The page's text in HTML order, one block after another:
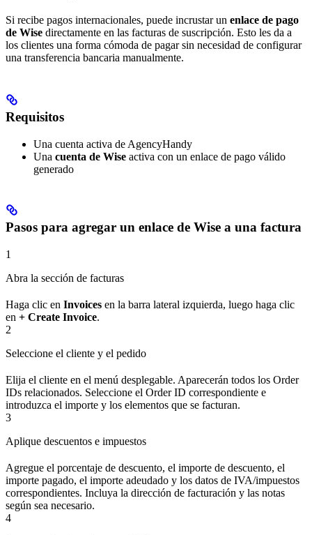
Si recibe pagos internacionales, puede incrustar un enlace de pago
de Wise directamente en las facturas de suscripción. Esto les da a
los clientes una forma cómoda de pagar sin necesidad de configurar
una transferencia bancaria manualmente.
Requisitos
Una cuenta activa de AgencyHandy
Una cuenta de Wise activa con un enlace de pago válido
generado
Pasos para agregar un enlace de Wise a una factura
1
Abra la sección de facturas
Haga clic en Invoices en la barra lateral izquierda, luego haga clic
en + Create Invoice.
2
Seleccione el cliente y el pedido
Elija el cliente en el menú desplegable. Aparecerán todos los Order
IDs relacionados. Seleccione el Order ID correspondiente e
introduzca el importe y los elementos que se facturan.
3
Aplique descuentos e impuestos
Agregue el porcentaje de descuento, el importe de descuento, el
importe pagado, el importe adeudado y los datos de IVA/impuestos
correspondientes. Incluya la dirección de facturación y las notas
según sea necesario.
4